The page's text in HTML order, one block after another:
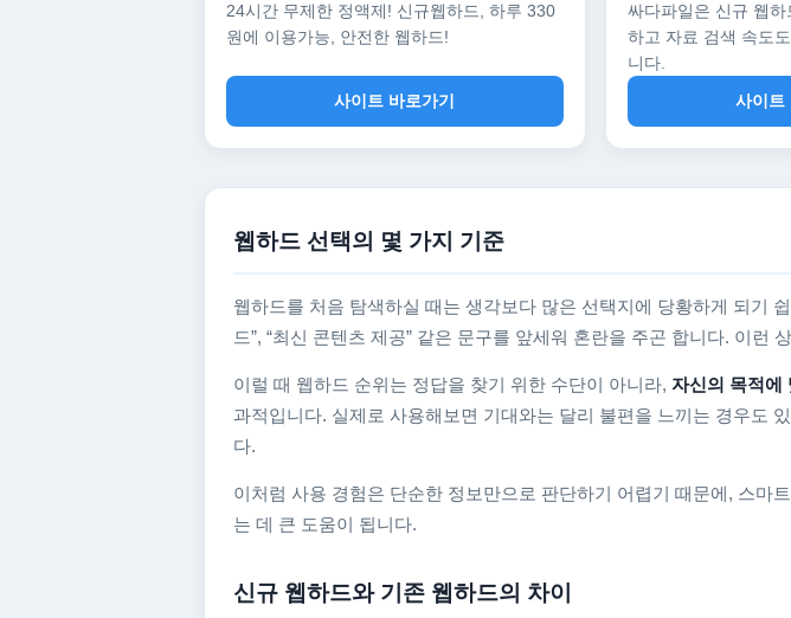
24시간 무제한 정액제! 신규웹하드, 하루 330
원에 이용가능, 안전한 웹하드!
사이트 바로가기
싸다파일은 신규 웹
하고 자료 검색 속도
니다.
사이트
웹하드 선택의 몇 가지 기준
웹하드를 처음 탐색하실 때는 생각보다 많은 선택지에 당황하게 되기
드”, “최신 콘텐츠 제공” 같은 문구를 앞세워 혼란을 주곤 합니다. 이런
이럴 때 웹하드 순위는 정답을 찾기 위한 수단이 아니라, 자신의 목적에
과적입니다. 실제로 사용해보면 기대와는 달리 불편을 느끼는 경우도
다.
이처럼 사용 경험은 단순한 정보만으로 판단하기 어렵기 때문에, 스마
는 데 큰 도움이 됩니다.
신규 웹하드와 기존 웹하드의 차이